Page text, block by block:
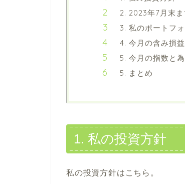
2. 2023年7月末
3. 私のポートフ
4. 今月の含み損
5. 今月の指数と
5. まとめ
1. 私の投資方針
私の投資方針はこちら。